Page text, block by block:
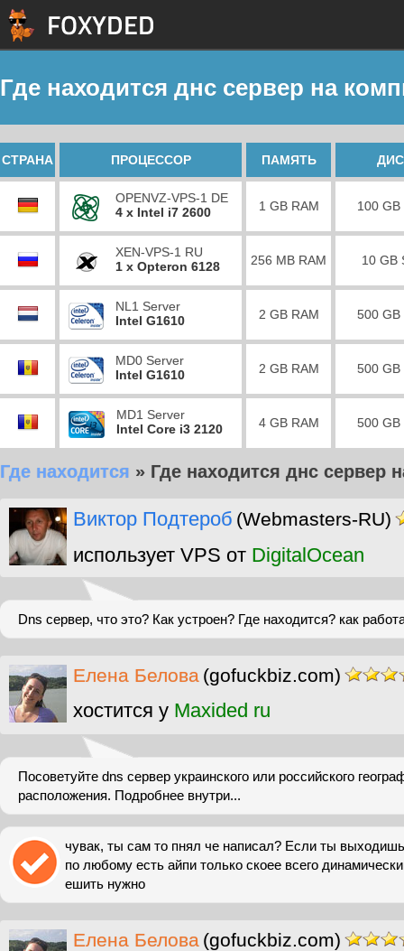
Где находится днс сервер на
СТРАНА ПРОЦЕССОР ПАМЯТЬ
OPENVZ-VPS-1 DE
4 x Intel i7 2600
1 GB RAM 100 GB
XEN-VPS-1 RU
1 x Opteron 6128
256 MB RAM 10 GB
NL1 Server
Intel G1610
2 GB RAM 500 GB
MD0 Server
Intel G1610
2 GB RAM 500 GB
MD1 Server
Intel Core i3 2120
4 GB RAM 500 GB
Где находится » Где находится днс сервер
Виктор Подтероб (Webmasters-RU)
использует VPS от DigitalOcean
Dns сервер, что это? Как устроен? Где находится? как
Елена Белова (gofuckbiz.com)
хостится у Maxided ru
Посоветуйте dns сервер украинского или российского
расположения. Подробнее внутри...
чувак, ты сам то пнял че написал? Если ты
по любому есть айпи только скоее всего
ешить нужно
Елена Белова (gofuckbiz.com)